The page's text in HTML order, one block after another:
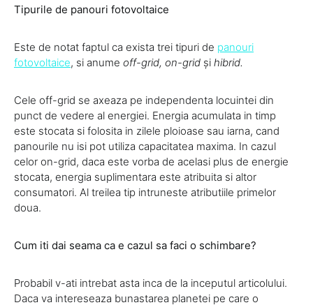
Tipurile de panouri fotovoltaice
Este de notat faptul ca exista trei tipuri de panouri
fotovoltaice, si anume off-grid, on-grid și hibrid.
Cele off-grid se axeaza pe independenta locuintei din
punct de vedere al energiei. Energia acumulata in timp
este stocata si folosita in zilele ploioase sau iarna, cand
panourile nu isi pot utiliza capacitatea maxima. In cazul
celor on-grid, daca este vorba de acelasi plus de energie
stocata, energia suplimentara este atribuita si altor
consumatori. Al treilea tip intruneste atributiile primelor
doua.
Cum iti dai seama ca e cazul sa faci o schimbare?
Probabil v-ati intrebat asta inca de la inceputul articolului.
Daca va intereseaza bunastarea planetei pe care o